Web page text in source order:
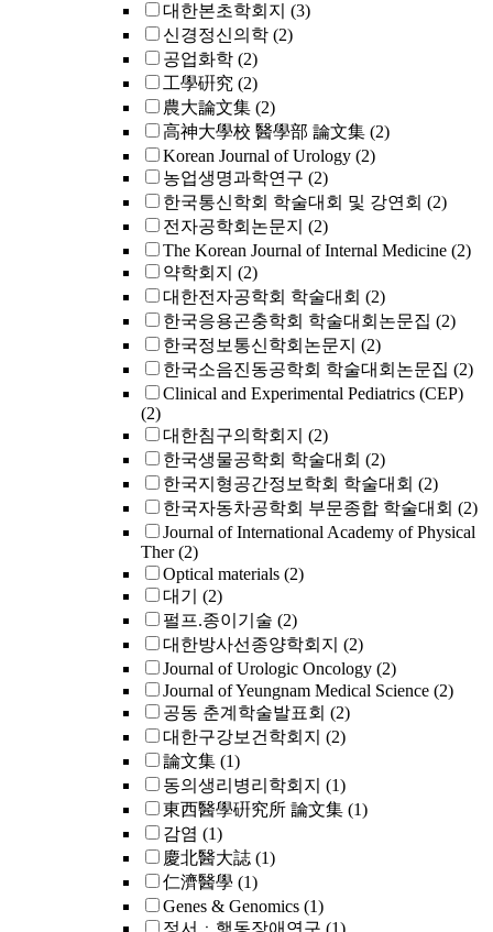
대한본초학회지 (3)
신경정신의학 (2)
공업화학 (2)
工學硏究 (2)
農大論文集 (2)
高神大學校 醫學部 論文集 (2)
Korean Journal of Urology (2)
농업생명과학연구 (2)
한국통신학회 학술대회 및 강연회 (2)
전자공학회논문지 (2)
The Korean Journal of Internal Medicine (2)
약학회지 (2)
대한전자공학회 학술대회 (2)
한국응용곤충학회 학술대회논문집 (2)
한국정보통신학회논문지 (2)
한국소음진동공학회 학술대회논문집 (2)
Clinical and Experimental Pediatrics (CEP)
(2)
대한침구의학회지 (2)
한국생물공학회 학술대회 (2)
한국지형공간정보학회 학술대회 (2)
한국자동차공학회 부문종합 학술대회 (2)
Journal of International Academy of Physical
Ther (2)
Optical materials (2)
대기
(2)
펄프.종이기술 (2)
대한방사선종양학회지 (2)
Journal of Urologic Oncology (2)
Journal of Yeungnam Medical Science (2)
공동 춘계학술발표회 (2)
대한구강보건학회지 (2)
論文集 (1)
동의생리병리학회지 (1)
東西醫學硏究所 論文集 (1)
감염 (1)
慶北醫大誌 (1)
仁濟醫學 (1)
Genes & Genomics (1)
정서ㆍ행동장애연구 (1)